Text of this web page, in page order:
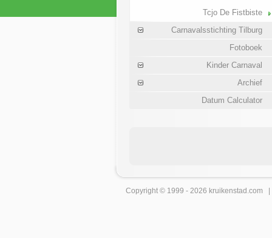
Tcjo De Fistbiste
Carnavalsstichting Tilburg
Fotoboek
Kinder Carnaval
Archief
Datum Calculator
Copyright © 1999 - 2026 kruikenstad .com |